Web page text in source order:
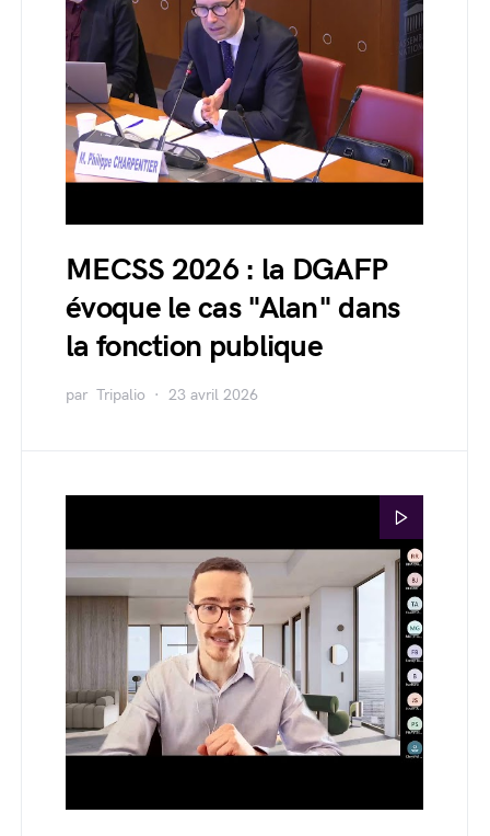
MECSS 2026 : la DGAFP
évoque le cas "Alan" dans
la fonction publique
par Tripalio 23 avril 2026